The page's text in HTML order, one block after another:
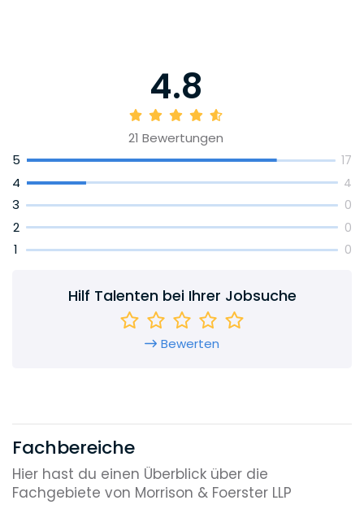
4.8
21 Bewertungen
5
17
4 4
3 0
2 0
1 0
Hilf Talenten bei Ihrer Jobsuche
Bewerten
Fachbereiche
Hier hast du einen Überblick über die
Fachgebiete von Morrison & Foerster LLP